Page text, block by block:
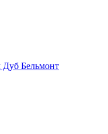
Бельмонт